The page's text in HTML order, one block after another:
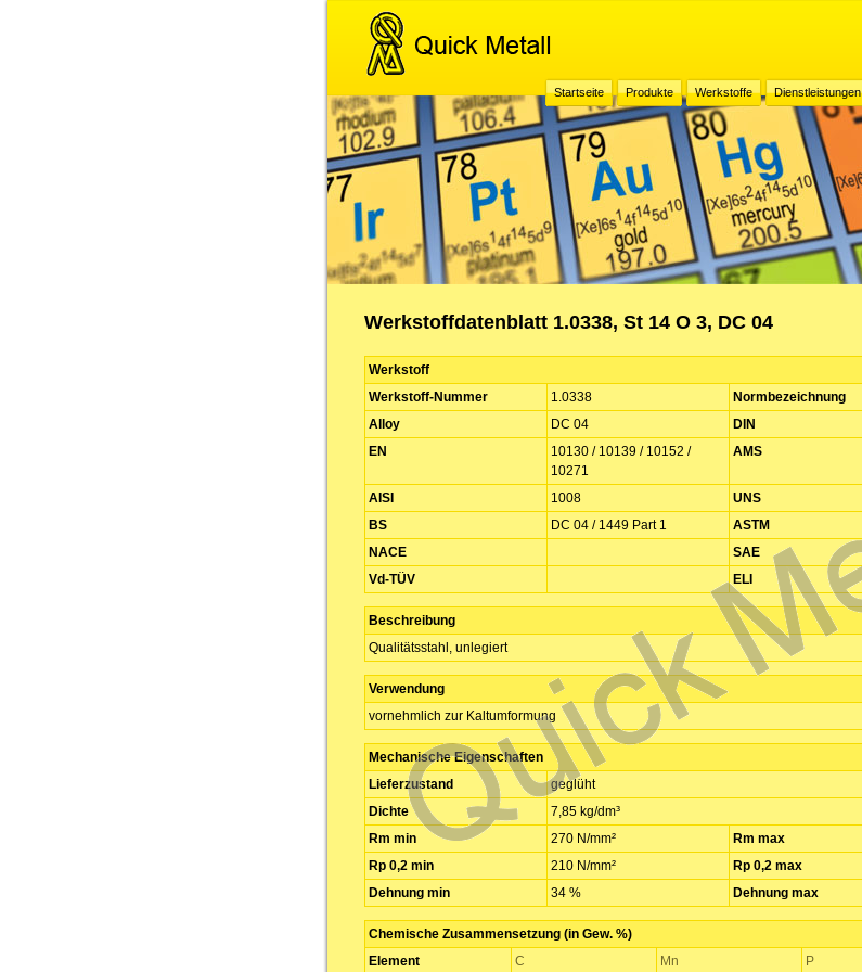
Startseite Produkte Werkstoffe Dienstleistungen
Werkstoffdatenblatt 1.0338, St 14 O 3, DC 04
Werkstoff
Werkstoff-Nummer
1.0338 Normbezeichnung
Alloy
DC 04 DIN
EN
10130 / 10139 / 10152 /
10271
AMS
AISI 1008
UNS
BS
DC 04 / 1449 Part 1
ASTM
NACE
SAE
Vd-TÜV
ELI
Beschreibung
Qualitätsstahl, unlegiert
Verwendung
vornehmlich zur Kaltumformung
Mechanische Eigenschaften
Lieferzustand
geglüht
Dichte
7,85 kg/dm³
Rm min
270 N/mm² Rm max
Rp 0,2 min
210 N/mm² Rp 0,2 max
Dehnung min
34 % Dehnung max
Chemische Zusammensetzung (in Gew. %)
Element
C Mn P